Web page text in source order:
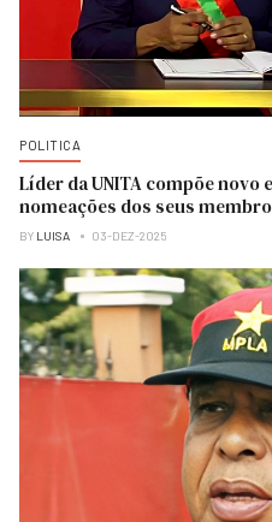
POLITICA
Líder da UNITA compõe
nomeações dos seus
BY LUISA 03-DEZ-2025